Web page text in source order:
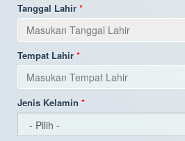
Tanggal Lahir
Tempat Lahir
Jenis Kelamin